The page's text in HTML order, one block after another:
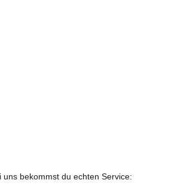
bekommst du echten Service: